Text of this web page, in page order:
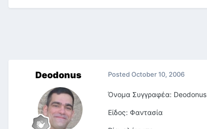
Deodonus Posted October 10, 2006
Όνομα Συγγραφέα: Deodonus
Είδος: Φαντασία